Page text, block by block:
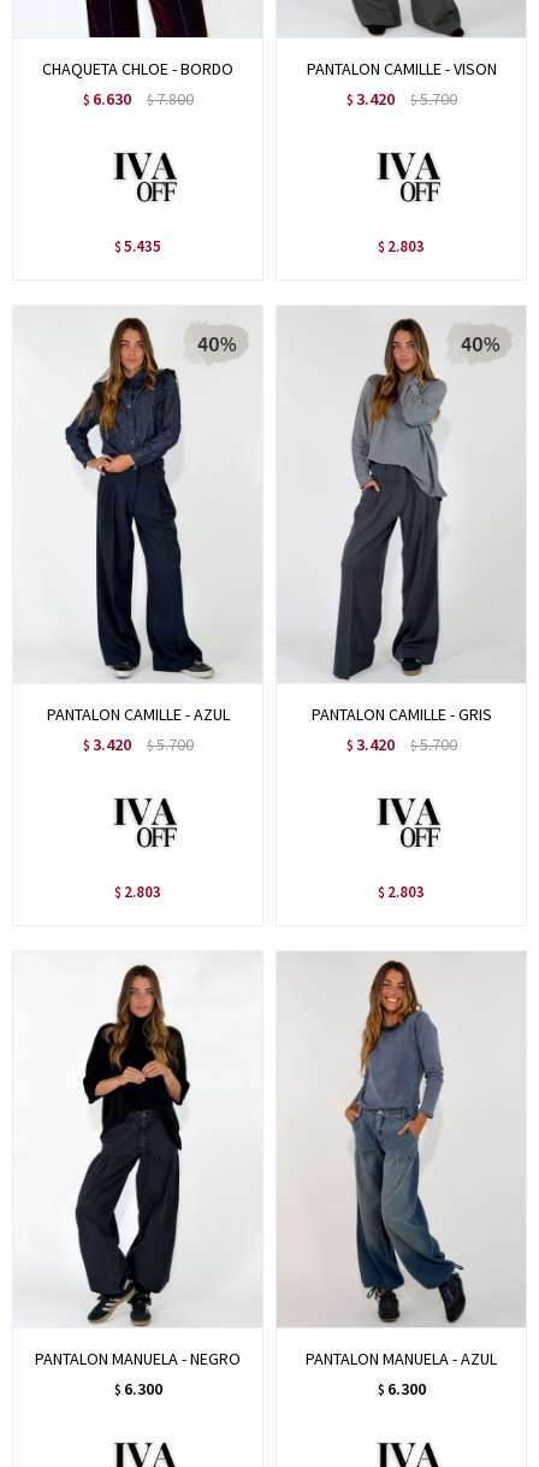
CHAQUETA CHLOE - BORDO
$ 6.630 $7.800
$ 5.435
PANTALON CAMILLE - VISON
$ 3.420 $5.700
$ 2.803
PANTALON CAMILLE - AZUL
$ 3.420 $5.700
$ 2.803
PANTALON CAMILLE - GRIS
$ 3.420 $5.700
$ 2.803
PANTALON MANUELA - NEGRO
$ 6.300
PANTALON MANUELA - AZUL
$ 6.300